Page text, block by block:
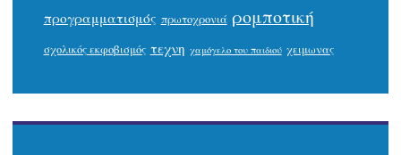
προγραμματισμός πρωτοχρονιά ρομποτική
σχολικός εκφοβισμός τεχνη χαμόγελο του παιδιού χειμωνας